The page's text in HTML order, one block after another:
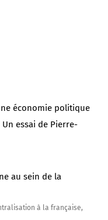
économie politique
essai de Pierre-
au sein de la
à la française,